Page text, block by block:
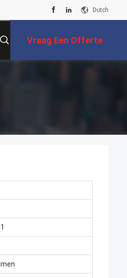
Dutch
Vraag Een Offerte